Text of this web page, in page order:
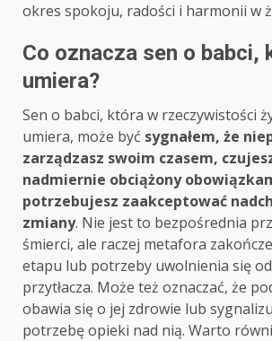
okres spokoju, radości i harmonii w
Co oznacza sen o babci,
umiera?
Sen o babci, która w rzeczywistości
umiera, może być sygnałem, że
zarządzasz swoim czasem,
nadmiernie obciążony
potrzebujesz zaakceptować
zmiany. Nie jest to bezpośrednia
śmierci, ale raczej metafora
etapu lub potrzeby uwolnienia się od
przytłacza. Może też oznaczać, że
obawia się o jej zdrowie lub
potrzebę opieki nad nią. Warto